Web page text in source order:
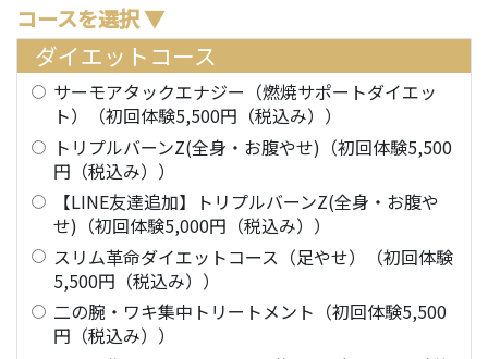
コースを選択 ▼
ダイエットコース
サーモアタックエナジー（燃焼サポートダイエッ
ト）（初回体験5,500円（税込み））
トリプルバーンZ(全身・お腹やせ)（初回体験5,500
円（税込み））
【LINE友達追加】トリプルバーンZ(全身・お腹や
せ)（初回体験5,000円（税込み））
スリム革命ダイエットコース（足やせ）（初回体験
5,500円（税込み））
二の腕・ワキ集中トリートメント（初回体験5,500
円（税込み））